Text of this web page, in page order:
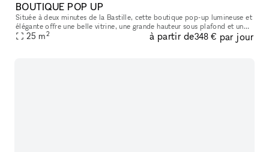
BOUTIQUE POP UP
Située à deux minutes de la Bastille, cette boutique pop-up lumineuse et
élégante offre une belle vitrine, une grande hauteur sous plafond et un
agencement idéal pour tous vos projets : showroom, exp
25 m2 à partir de348 € par jour